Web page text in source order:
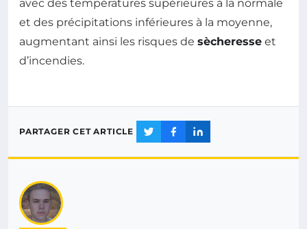
avec des températures supérieures à la normale
et des précipitations inférieures à la moyenne,
augmentant ainsi les risques de sècheresse et
d’incendies.
PARTAGER CET ARTICLE